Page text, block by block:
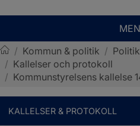
Sotenäs kommun
/ Kommun & politik /
/ Kallelser och protokoll
/ Kommunstyrelsens kallelse
KALLELSER & PROTOKOLL